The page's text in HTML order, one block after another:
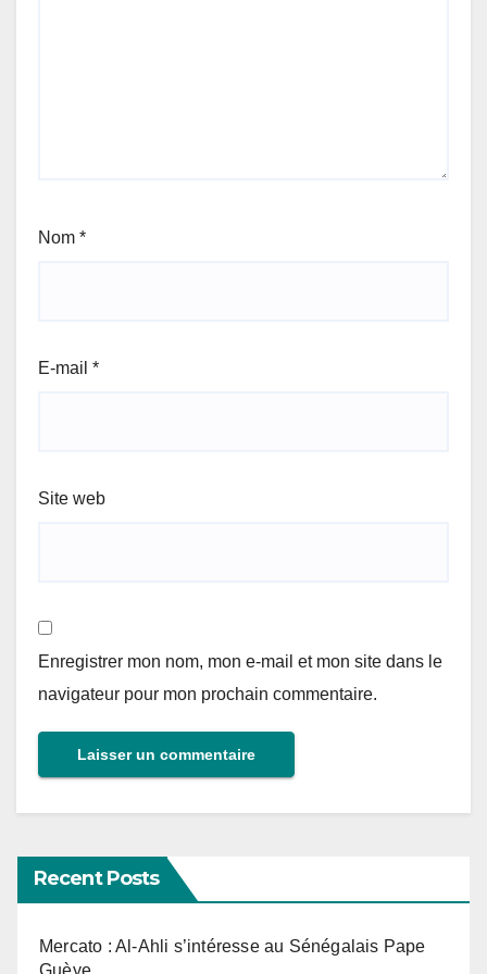
Nom *
E-mail *
Site web
Enregistrer mon nom, mon e-mail et mon site dans le
navigateur pour mon prochain commentaire.
Recent Posts
Mercato : Al-Ahli s’intéresse au Sénégalais Pape